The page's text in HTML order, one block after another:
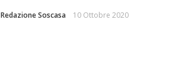
Redazione Soscasa 10 Ottobre 2020